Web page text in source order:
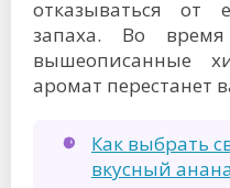
отказываться от
запаха. Во время
вышеописанные
аромат перестанет
Как выбрать
вкусный